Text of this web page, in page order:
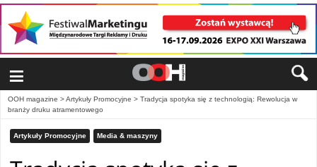
≡
OOH magazine >Artykuły Promocyjne > Tradycja spotyka się z technologią: Rewolucja w
branży druku atramentowego
Artykuły Promocyjne Media & maszyny